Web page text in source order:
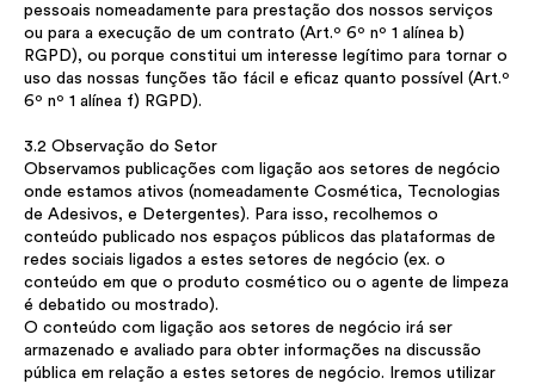
pessoais nomeadamente para prestação dos nossos serviços
ou para a execução de um contrato (Art.º 6º nº 1 alínea b)
RGPD), ou porque constitui um interesse legítimo para tornar o
uso das nossas funções tão fácil e eficaz quanto possível (Art.º
6º nº 1 alínea f) RGPD).
3.2 Observação do Setor
Observamos publicações com ligação aos setores de negócio
onde estamos ativos (nomeadamente Cosmética, Tecnologias
de Adesivos, e Detergentes). Para isso, recolhemos o
conteúdo publicado nos espaços públicos das plataformas de
redes sociais ligados a estes setores de negócio (ex. o
conteúdo em que o produto cosmético ou o agente de limpeza
é debatido ou mostrado).
O conteúdo com ligação aos setores de negócio irá ser
armazenado e avaliado para obter informações na discussão
pública em relação a estes setores de negócio. Iremos utilizar